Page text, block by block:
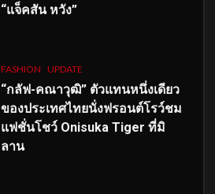
“แจ็คสัน หวัง”
FASHION UPDATE
“กลัฟ-คณาวุฒิ” ตัวแทนหนึ่งเดียว
ของประเทศไทยนั่งฟรอนต์โรว์ชม
แฟชั่นโชว์ Onisuka Tiger ที่มิ
ลาน